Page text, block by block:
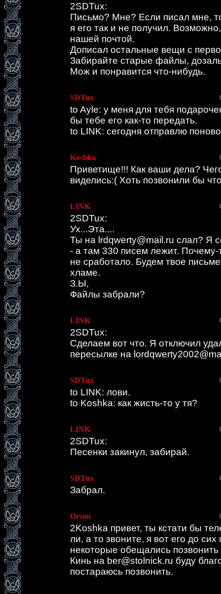
2SDTux:
Письмо? Мне? Если писал мне,
я его так и не получил.
нашей почтой.
Дописал остальные вещи с
Забирайте старые файлы,
Мож и понравится что-нибудь.
SDTux
to Ayle: у меня для тебя
бы тебе его как-то передать.
to LINK: сегодня отправлю
Koshka
Приветище!!! Как ваши дела?
виделись:( Хоть позвонили бы
LINK
2SDTux:
Ух...Эта....
Ты на lrdqwerty@mail.ru слал? Я
- а там 330 писем лежит.
не сработало. Будем твое
хламе.
З.Ы,
Файлы забрали?
LINK
2SDTux:
Сделаем вот что. Я отключил
пересылке на
SDTux
to LINK: лови.
to Koshka: как жисть-то у тя?
LINK
2SDTux:
Песенки закинул, забирай.
SDTux
Забрал.
Orson
2Koshka привет, ты кстати бы
ли, а то звоните, я вот его до
некоторые обещались позвонить
Кинь на ber@stolnick.ru буду
постараюсь позвонить.